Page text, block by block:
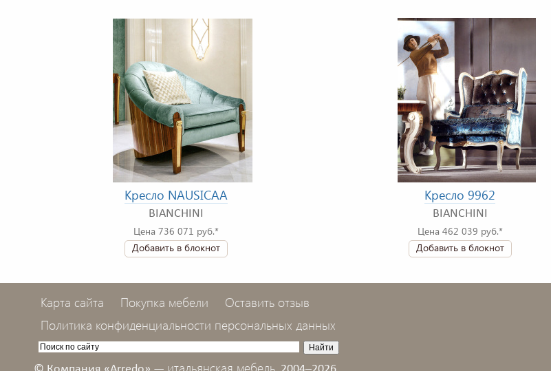
Кресло NAUSICAA
BIANCHINI
Цена 736 071 руб.*
Добавить в блокнот
Кресло 9962
BIANCHINI
Цена 462 039 руб.*
Добавить в блокнот
Карта сайта Покупка мебели
Оставить отзыв
Политика конфиденциальности персональных данных